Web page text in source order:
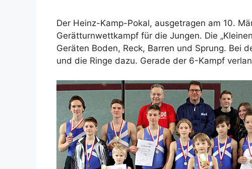
Der Heinz-Kamp-Pokal, ausgetragen am 10.
Gerätturnwettkampf für die Jungen. Die
Geräten Boden, Reck, Barren und Sprung. Bei
und die Ringe dazu. Gerade der 6-Kampf